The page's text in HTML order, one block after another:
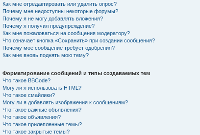
Как мне отредактировать или удалить опрос?
Почему мне недоступны некоторые форумы?
Почему я не могу добавлять вложения?
Почему я получил предупреждение?
Как мне пожаловаться на сообщения модератору?
Что означает кнопка «Сохранить» при создании сообщения?
Почему моё сообщение требует одобрения?
Как мне вновь поднять мою тему?
Форматирование сообщений и типы создаваемых тем
Что такое BBCode?
Могу ли я использовать HTML?
Что такое смайлики?
Могу ли я добавлять изображения к сообщениям?
Что такое важные объявления?
Что такое объявления?
Что такое прилепленные темы?
Что такое закрытые темы?